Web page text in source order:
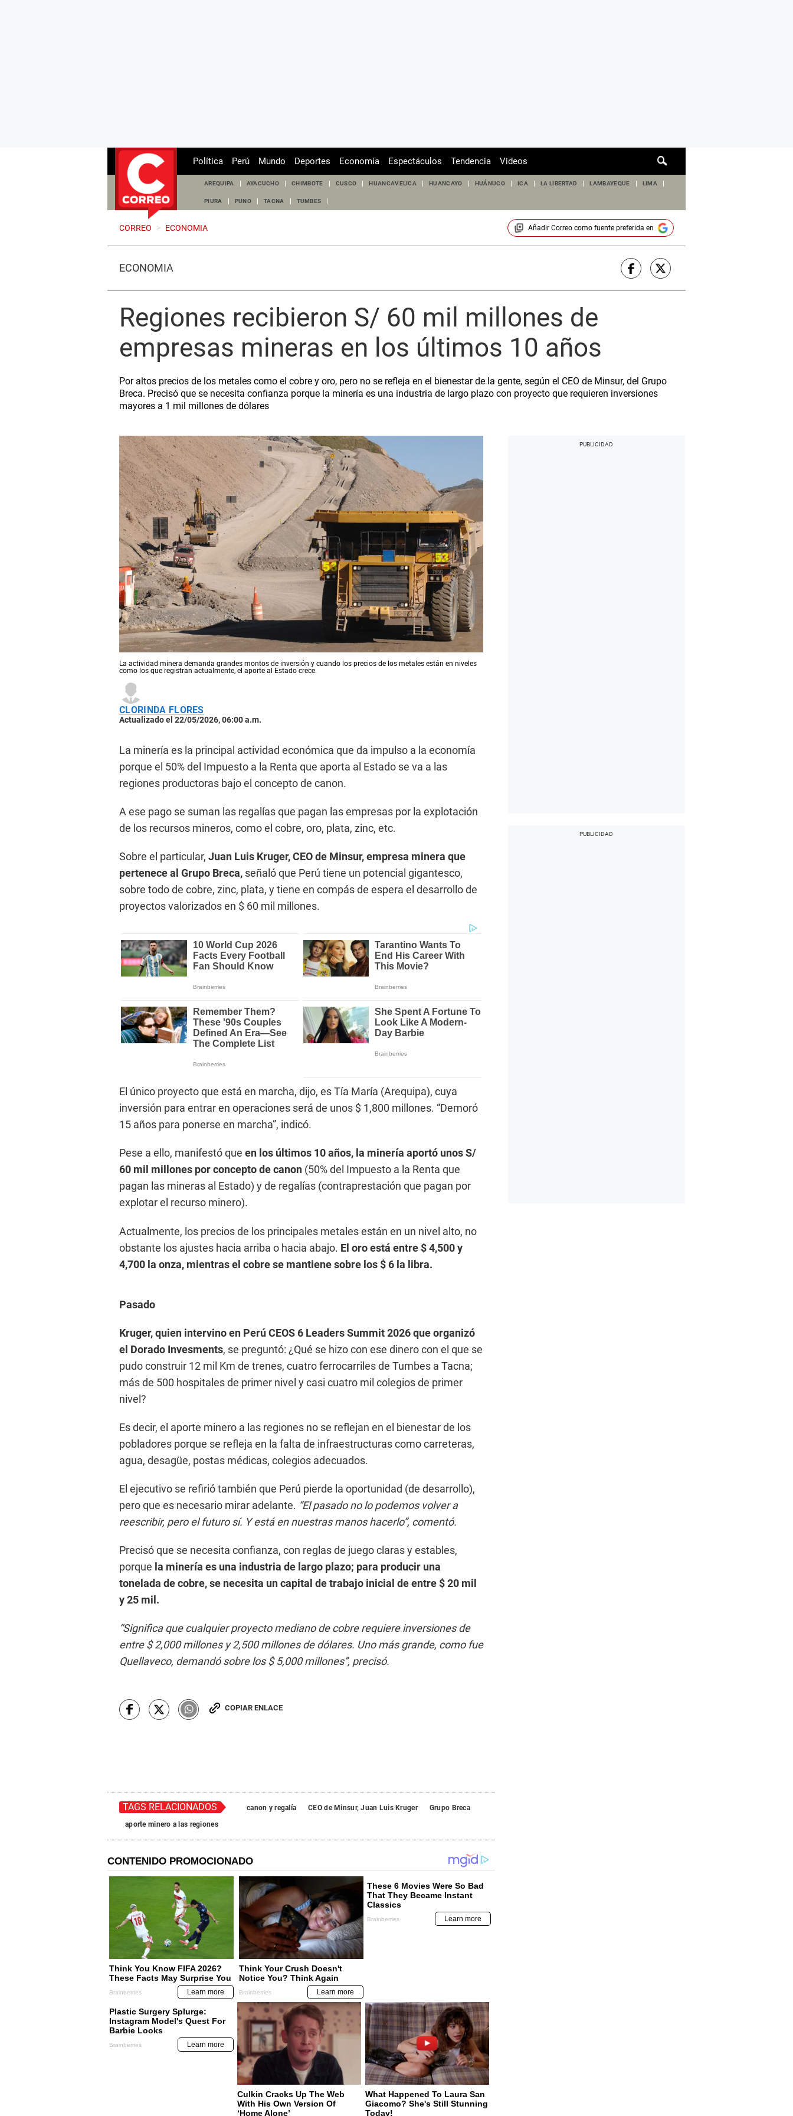
de
Política Perú Mundo Deportes Economía Espectáculos Tendencia Videos
AREQUIPA AYACUCHO CHIMBOTE CUSCO HUANCAVELICA HUANCAYO HUÁNUCO ICA LA LIBERTAD LAMBAYEQUE LIMA
PIURA PUNO TACNA TUMBES
CORREO > ECONOMIA Añadir Correocomo fuente preferida en
ECONOMÍA
Regiones recibieron S/ 60 mil millones de
empresas mineras en los últimos 10 años
Por altos precios de los metales como el cobre y oro, pero no se refleja en el bienestar de la gente, según el CEO de Minsur, del Grupo
Breca. Precisó que se necesita confianza porque la minería es una industria de largo plazo con proyecto que requieren inversiones
mayores a 1 mil millones de dólares
La actividad minera demanda grandes montos de inversión y cuando los precios de los metales están en niveles
como los que registran actualmente, el aporte al Estado crece.
CLORINDA FLORES
Actualizado el 22/05/2026, 06:00 a.m.
La minería es la principal actividad económica que da impulso a la economía
porque el 50% del Impuesto a la Renta que aporta al Estado se va a las
regiones productoras bajo el concepto de canon.
A ese pago se suman las regalías que pagan las empresas por la explotación
de los recursos mineros, como el cobre, oro, plata, zinc, etc.
Sobre el particular, Juan Luis Kruger, CEO de Minsur, empresa minera que
pertenece al Grupo Breca, señaló que Perú tiene un potencial gigantesco,
sobre todo de cobre, zinc, plata, y tiene en compás de espera el desarrollo de
proyectos valorizados en $ 60 mil millones.
El único proyecto que está en marcha, dijo, es Tía María (Arequipa), cuya
inversión para entrar en operaciones será de unos $ 1,800 millones. “Demoró
15 años para ponerse en marcha”, indicó.
Pese a ello, manifestó que en los últimos 10 años, la minería aportó unos S/
60 mil millones por concepto de canon (50% del Impuesto a la Renta que
pagan las mineras al Estado) y de regalías (contraprestación que pagan por
explotar el recurso minero).
Actualmente, los precios de los principales metales están en un nivel alto, no
obstante los ajustes hacia arriba o hacia abajo. El oro está entre $ 4,500 y
4,700 la onza, mientras el cobre se mantiene sobre los $ 6 la libra.
Pasado
Kruger, quien intervino en Perú CEOS 6 Leaders Summit 2026 que organizó
el Dorado Invesments, se preguntó: ¿Qué se hizo con ese dinero con el que se
pudo construir 12 mil Km de trenes, cuatro ferrocarriles de Tumbes a Tacna;
más de 500 hospitales de primer nivel y casi cuatro mil colegios de primer
nivel?
Es decir, el aporte minero a las regiones no se reflejan en el bienestar de los
pobladores porque se refleja en la falta de infraestructuras como carreteras,
agua, desagüe, postas médicas, colegios adecuados.
El ejecutivo se refirió también que Perú pierde la oportunidad (de desarrollo),
pero que es necesario mirar adelante. “El pasado no lo podemos volver a
reescribir, pero el futuro sí. Y está en nuestras manos hacerlo”, comentó.
Precisó que se necesita confianza, con reglas de juego claras y estables,
porque la minería es una industria de largo plazo; para producir una
tonelada de cobre, se necesita un capital de trabajo inicial de entre $ 20 mil
y 25 mil.
“Significa que cualquier proyecto mediano de cobre requiere inversiones de
entre $ 2,000 millones y 2,500 millones de dólares. Uno más grande, como fue
Quellaveco, demandó sobre los $ 5,000 millones”, precisó.
COPIAR ENLACE
TAGS RELACIONADOS canon y regalía CEO de Minsur, Juan Luis Kruger
Grupo Breca
aporte minero a las regiones